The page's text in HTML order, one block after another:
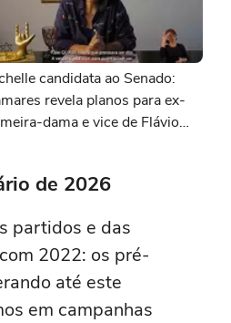
candidata ao Senado:
revela planos para ex-
dama e vice de Flávio
de 2026
partidos e das
2022: os pré-
até este
em campanhas